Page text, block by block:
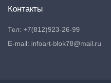
Контакты
Тел: +7(812)923-26-99
E-mail: infoart-blok78@mail.ru